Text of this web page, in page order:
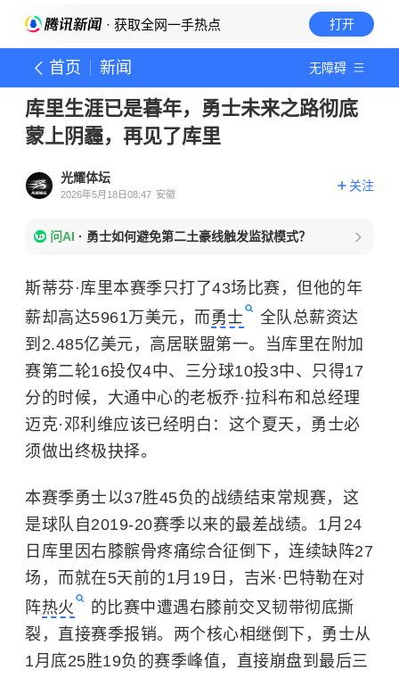
· 获取全网一手热点 打开
首页 新闻 无障碍
库里生涯已是暮年，勇士未来之路彻底
蒙上阴霾，再见了库里
光耀体坛
2026年5月18日08:47 安徽
关注
问AI · 勇士如何避免第二土豪线触发监狱模式？
斯蒂芬·库里本赛季只打了43场比赛，但他的年
薪却高达5961万美元，而 勇士
全队总薪资达
到2.485亿美元，高居联盟第一。当库里在附加
赛第二轮16投仅4中、三分球10投3中、只得17
分的时候，大通中心的老板乔·拉科布和总经理
迈克·邓利维应该已经明白：这个夏天，勇士必
须做出终极抉择。
本赛季勇士以37胜45负的战绩结束常规赛，这
是球队自2019-20赛季以来的最差战绩。1月24
日库里因右膝髌骨疼痛综合征倒下，连续缺阵27
场，而就在5天前的1月19日，吉米·巴特勒在对
阵热火
的比赛中遭遇右膝前交叉韧带彻底撕
裂，直接赛季报销。两个核心相继倒下，勇士从
1月底25胜19负的赛季峰值，直接崩盘到最后三